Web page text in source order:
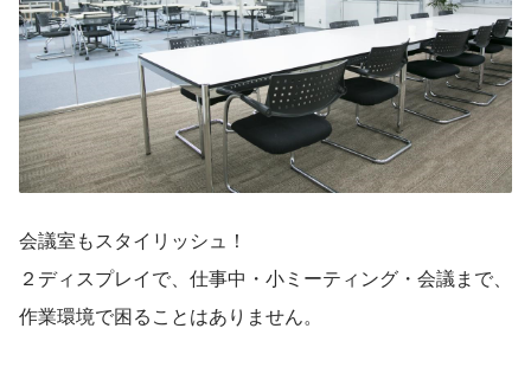
会議室もスタイリッシュ！
２ディスプレイで、仕事中・小ミーティング・会議まで、
作業環境で困ることはありません。